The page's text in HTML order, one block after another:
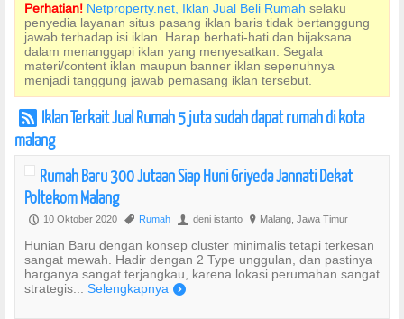
Perhatian! Netproperty.net, Iklan Jual Beli Rumah selaku
penyedia layanan situs pasang iklan baris tidak bertanggung
jawab terhadap isi iklan. Harap berhati-hati dan bijaksana
dalam menanggapi iklan yang menyesatkan. Segala
materi/content iklan maupun banner iklan sepenuhnya
menjadi tanggung jawab pemasang iklan tersebut.
r Iklan Terkait Jual Rumah 5 juta sudah dapat rumah di kota
malang
Rumah Baru 300 Jutaan Siap Huni Griyeda Jannati Dekat
Poltekom Malang
P 10 Oktober 2020 , Rumah U deni istanto ? Malang, Jawa Timur
Hunian Baru dengan konsep cluster minimalis tetapi terkesan
sangat mewah. Hadir dengan 2 Type unggulan, dan pastinya
harganya sangat terjangkau, karena lokasi perumahan sangat
strategis... Selengkapnya )